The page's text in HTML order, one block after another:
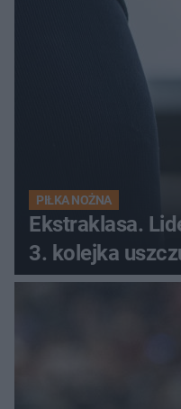
PIŁKA NOŻNA
Ekstraklasa.
3. kolejka